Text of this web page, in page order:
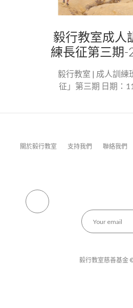
毅行教室成人
練長征第三期-
毅行教室 | 成人訓練
征」第三期 日期：
關於毅行教室 支持我們 聯絡我們
毅行教室慈善基金